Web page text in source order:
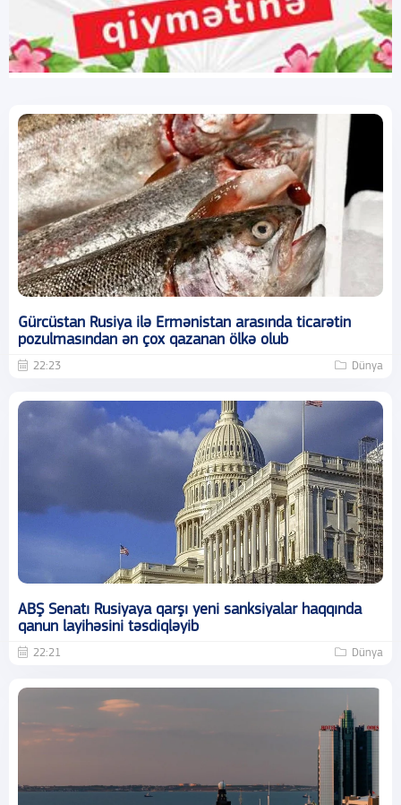
Gürcüstan Rusiya ilə Ermənistan arasında ticarətin
pozulmasından ən çox qazanan ölkə olub
22:23 Dünya
ABŞ Senatı Rusiyaya qarşı yeni sanksiyalar haqqında
qanun layihəsini təsdiqləyib
22:21 Dünya